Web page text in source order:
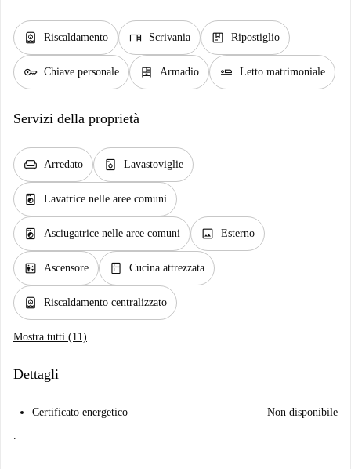
water_heater Riscaldamento desk Scrivania package Ripostiglio
key Chiave personale dresser Armadio airline_seat_flat Letto matrimoniale
Servizi della proprietà
chair Arredato dishwasher_gen Lavastoviglie
local_laundry_service Lavatrice nelle aree comuni
local_laundry_service Asciugatrice nelle aree comuni image Esterno
elevator Ascensore kitchen Cucina attrezzata
water_heater Riscaldamento centralizzato
Mostra tutti (11)
Dettagli
Certificato energetico
Non disponibile
.